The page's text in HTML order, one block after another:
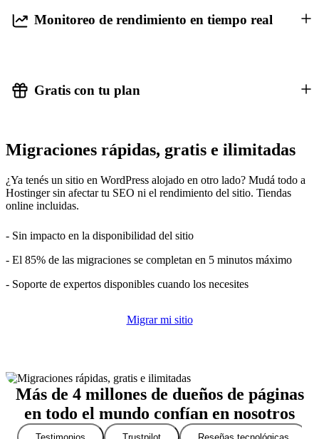
Monitoreo de rendimiento en tiempo real
Gratis con tu plan
Migraciones rápidas, gratis e ilimitadas
¿Ya tenés un sitio en WordPress alojado en otro lado? Mudá todo a
Hostinger sin afectar tu SEO ni el rendimiento del sitio. Tiendas
online incluidas.
- Sin impacto en la disponibilidad del sitio
- El 85% de las migraciones se completan en 5 minutos máximo
- Soporte de expertos disponibles cuando los necesites
Migrar mi sitio
Más de 4 millones de dueños de páginas
en todo el mundo confían en nosotros